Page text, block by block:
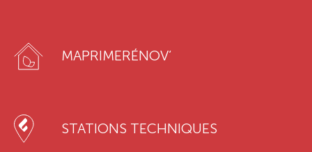
MAPRIMERÉNOV’
STATIONS TECHNIQUES